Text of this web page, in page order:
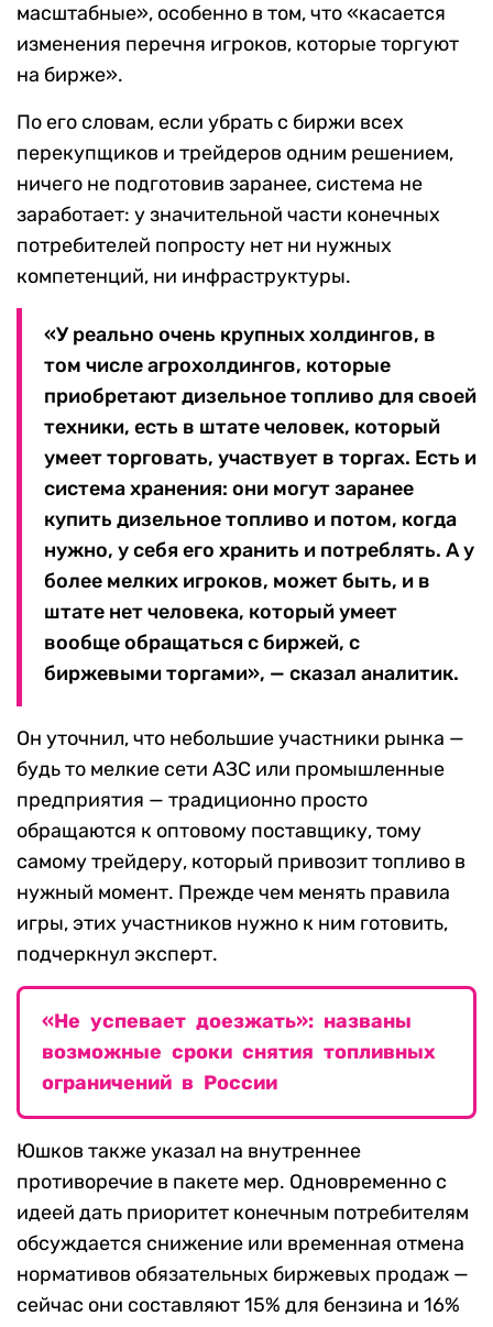
масштабные», особенно в том, что «касается
изменения перечня игроков, которые торгуют
на бирже».
По его словам, если убрать с биржи всех
перекупщиков и трейдеров одним решением,
ничего не подготовив заранее, система не
заработает: у значительной части конечных
потребителей попросту нет ни нужных
компетенций, ни инфраструктуры.
«У реально очень крупных холдингов, в
том числе агрохолдингов, которые
приобретают дизельное топливо для своей
техники, есть в штате человек, который
умеет торговать, участвует в торгах. Есть и
система хранения: они могут заранее
купить дизельное топливо и потом, когда
нужно, у себя его хранить и потреблять. А у
более мелких игроков, может быть, и в
штате нет человека, который умеет
вообще обращаться с биржей, с
биржевыми торгами», — сказал аналитик.
Он уточнил, что небольшие участники рынка —
будь то мелкие сети АЗС или промышленные
предприятия — традиционно просто
обращаются к оптовому поставщику, тому
самому трейдеру, который привозит топливо в
нужный момент. Прежде чем менять правила
игры, этих участников нужно к ним готовить,
подчеркнул эксперт.
«Не успевает доезжать»: названы
возможные сроки снятия топливных
ограничений в России
Юшков также указал на внутреннее
противоречие в пакете мер. Одновременно с
идеей дать приоритет конечным потребителям
обсуждается снижение или временная отмена
нормативов обязательных биржевых продаж —
сейчас они составляют 15% для бензина и 16%